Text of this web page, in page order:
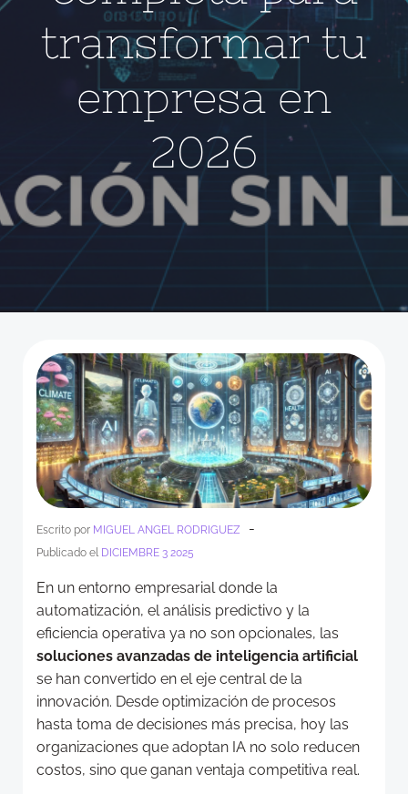
transformar tu
empresa en
2026
Escrito por MIGUEL ANGEL RODRIGUEZ -
Publicado el DICIEMBRE 3 2025
En un entorno empresarial donde la
automatización, el análisis predictivo y la
eficiencia operativa ya no son opcionales, las
soluciones avanzadas de inteligencia artificial
se han convertido en el eje central de la
innovación. Desde optimización de procesos
hasta toma de decisiones más precisa, hoy las
organizaciones que adoptan IA no solo reducen
costos, sino que ganan ventaja competitiva real.